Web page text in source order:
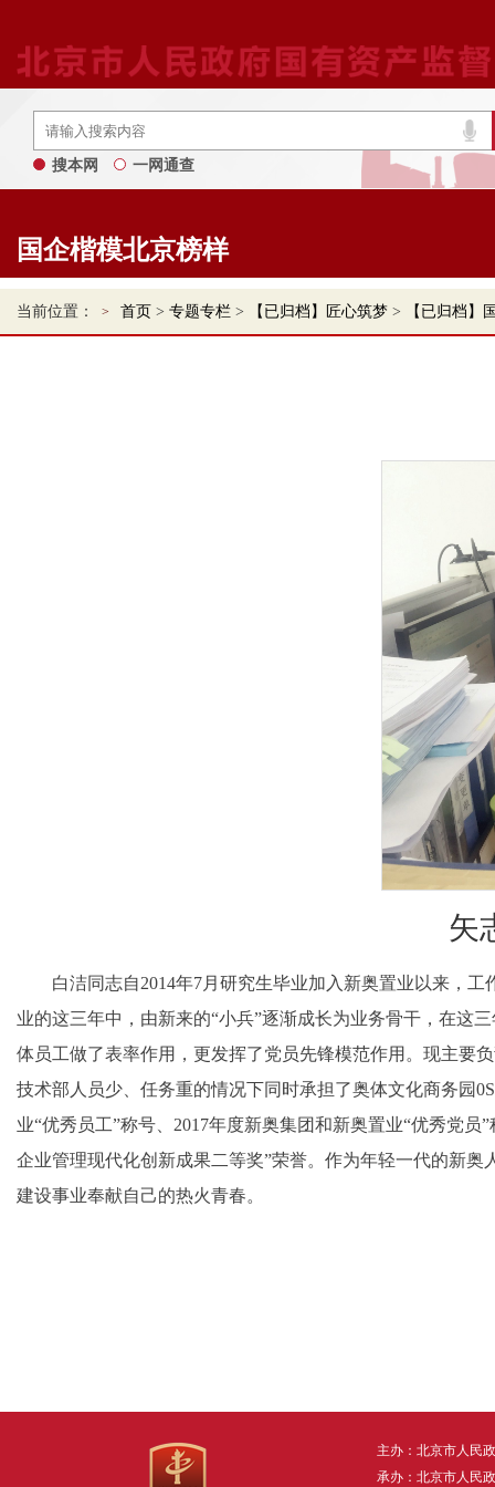
搜本网 一网通查
国企楷模北京榜样
当前位置： 首页 > 专题专栏 > 【已归档】匠心筑梦 > 【已归档】
矢
白洁同志自2014年7月研究生毕业加入新奥置业以来，
业的这三年中，由新来的“小兵”逐渐成长为业务骨干，在这
体员工做了表率作用，更发挥了党员先锋模范作用。现主要
技术部人员少、任务重的情况下同时承担了奥体文化商务园
业“优秀员工”称号、2017年度新奥集团和新奥置业“优秀党
企业管理现代化创新成果二等奖”荣誉。作为年轻一代的新
建设事业奉献自己的热火青春。
主办：北京市人民
承办：北京市人民